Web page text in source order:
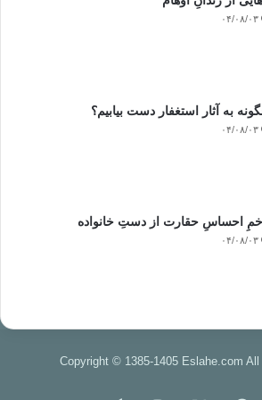
حاکم با به کارگیری وسایل ارتباط جمعی برای
فردی به این بحران دامن زده اند . زیرا آنها
را در جهت منحرف ساختن توجه مردم از قضایای
و دفاع از آن به کار می گیرند . رسانه ها در این
و اندک و به صورتی کاملاً کنترل شده برای طرح
گیرند و نقش سوپاپ اطمینان را بازی می کنند .
سیاسی در سطوح
است . همان بعدی که هدف آن آماده سازی انسان
هستی ، جهان آخرت و سایر انسان ها بر اساس الگو و
طرح را مفاهیم عبودیت خداوند ، استخلاف و
۰۴/۰۸/۰۳
به آثار استغفار دست بیابیم؟
۰۴/۰۸/۰۳
احساسِ حقارت از دستِ خانواده
۰۴/۰۸/۰۳
Copyright © 1385-1405 Eslahe.com